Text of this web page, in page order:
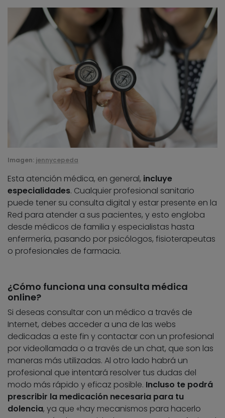
Imagen: jennycepeda
Esta atención médica, en general, incluye
especialidades. Cualquier profesional sanitario
puede tener su consulta digital y estar presente en la
Red para atender a sus pacientes, y esto engloba
desde médicos de familia y especialistas hasta
enfermería, pasando por psicólogos, fisioterapeutas
o profesionales de farmacia.
¿Cómo funciona una consulta médica
online?
Si deseas consultar con un médico a través de
Internet, debes acceder a una de las webs
dedicadas a este fin y contactar con un profesional
por videollamada o a través de un chat, que son las
maneras más utilizadas. Al otro lado habrá un
profesional que intentará resolver tus dudas del
modo más rápido y eficaz posible. Incluso te podrá
prescribir la medicación necesaria para tu
dolencia, ya que «hay mecanismos para hacerlo